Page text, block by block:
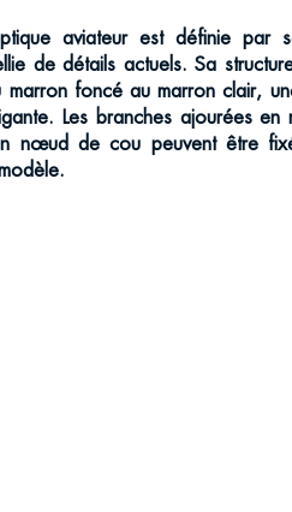
aviateur est définie par
de détails actuels. Sa
marron foncé au marron clair,
Les branches ajourées
nœud de cou peuvent être